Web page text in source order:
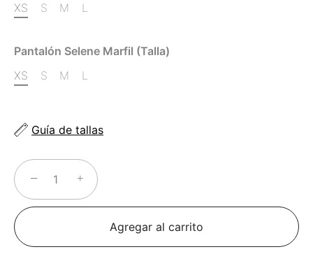
XS
S M L
Pantalón Selene Marfil (Talla)
XS
S M L
Guía de tallas
− +
Agregar al carrito